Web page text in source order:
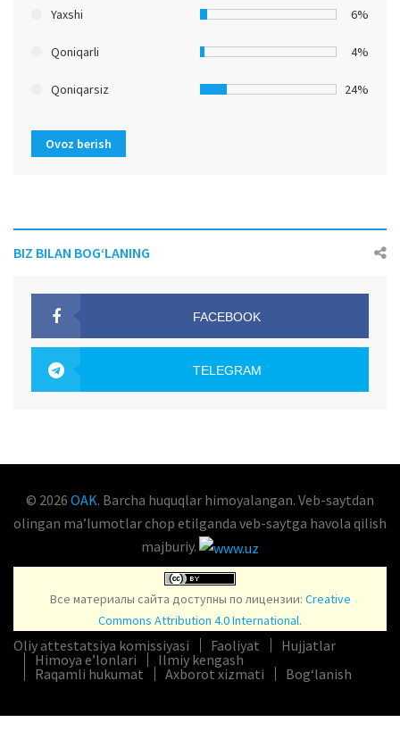
Yaxshi 6%
Qoniqarli 4%
Qoniqarsiz 24%
Ovoz berish
BIZ BILAN BOG‘LANING
FACEBOOK
TELEGRAM
© 2026 OAK. Barcha huquqlar himoyalangan. Veb-saytdan
olingan maʼlumotlar chop etilganda veb-saytga havola qilish
majburiy.
Все материалы сайта доступны по лицензии: Creative
Commons Attribution 4.0 International.
Oliy attestatsiya komissiyasi Faoliyat
Hujjatlar
Himoya e’lonlari
Ilmiy kengash
Raqamli hukumat
Axborot xizmati Bog‘lanish